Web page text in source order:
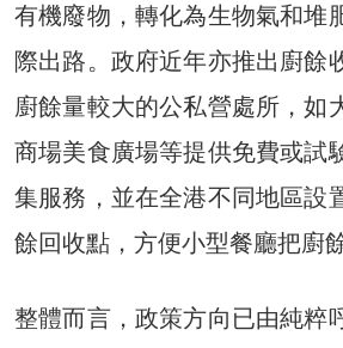
有機廢物，轉化為生物氣和堆
際出路。政府近年亦推出廚餘
廚餘量較大的公私營處所，如
商場美食廣場等提供免費或試
集服務，並在全港不同地區設
餘回收點，方便小型餐廳把廚
整體而言，政策方向已由純粹